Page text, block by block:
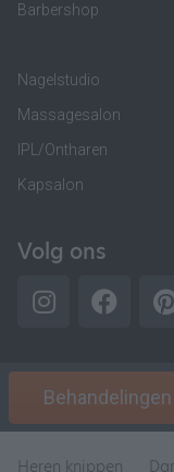
Barbershop
Nagelstudio
Massagesalon
IPL/Ontharen
Kapsalon
Volg ons
Behandelingen
Heren knippen